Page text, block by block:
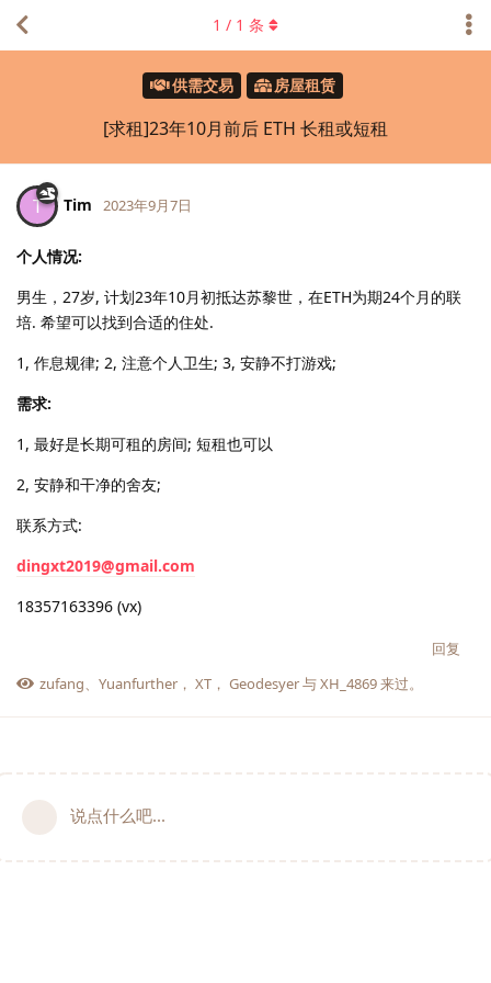
供需交易 房屋租赁
[求租]23年10月前后 ETH 长租或短租
1 / 1 条
T Tim 2023年9月7日
个人情况:
男生，27岁, 计划23年10月初抵达苏黎世，在ETH为期24个月的联
培. 希望可以找到合适的住处.
1, 作息规律; 2, 注意个人卫生; 3, 安静不打游戏;
需求:
1, 最好是长期可租的房间; 短租也可以
2, 安静和干净的舍友;
联系方式:
dingxt2019@gmail.com
18357163396 (vx)
回复
zufang、 Yuanfurther ， XT ， Geodesyer与XH_4869来过。
说点什么吧...